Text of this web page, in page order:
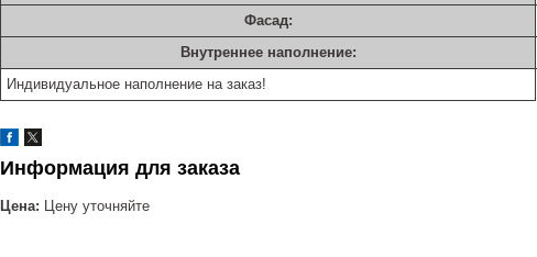
Фасад:
Внутреннее наполнение:
Индивидуальное наполнение на заказ!
Информация для заказа
Цена: Цену уточняйте